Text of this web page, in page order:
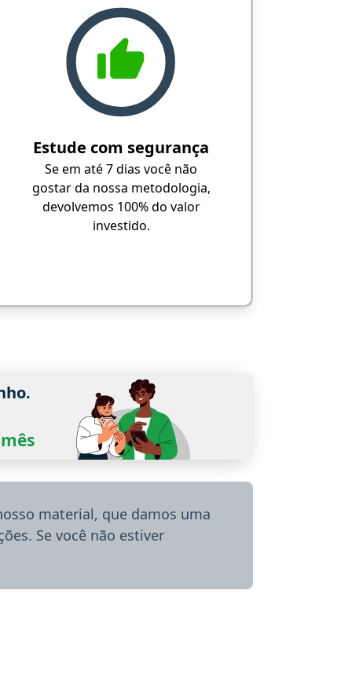
Estude com segurança
Se em até 7 dias você não
gostar da nossa metodologia,
devolvemos 100% do valor
investido.
material, que damos uma
Se você não estiver